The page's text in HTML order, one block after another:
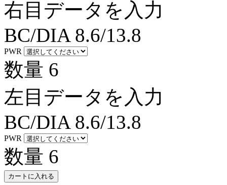
右目データを入力
BC/DIA 8.6/13.8
PWR
数量 6
左目データを入力
BC/DIA 8.6/13.8
PWR
数量 6
カートに入れる